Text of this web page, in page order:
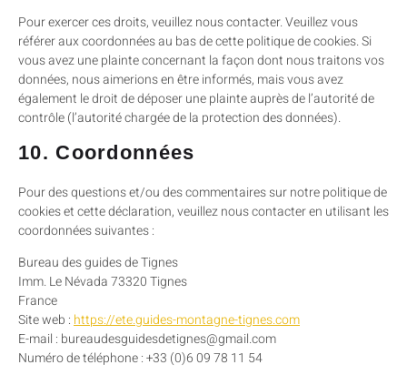
Pour exercer ces droits, veuillez nous contacter. Veuillez vous
référer aux coordonnées au bas de cette politique de cookies. Si
vous avez une plainte concernant la façon dont nous traitons vos
données, nous aimerions en être informés, mais vous avez
également le droit de déposer une plainte auprès de l’autorité de
contrôle (l’autorité chargée de la protection des données).
10. Coordonnées
Pour des questions et/ou des commentaires sur notre politique de
cookies et cette déclaration, veuillez nous contacter en utilisant les
coordonnées suivantes :
Bureau des guides de Tignes
Imm. Le Névada 73320 Tignes
France
Site web :https://ete.guides-montagne-tignes.com
E-mail : bureaudesguidesdetignes@gmail.com
Numéro de téléphone : +33 (0)6 09 78 11 54